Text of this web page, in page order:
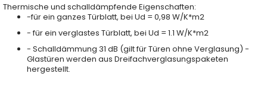
Thermische und schalldämpfende Eigenschaften:
-für ein ganzes Türblatt, bei Ud = 0,98 W/K*m2
- für ein verglastes Türblatt, bei Ud = 1.1 W/K*m2
- Schalldämmung 31 dB (gilt für Türen ohne Verglasung) -
Glastüren werden aus Dreifachverglasungspaketen
hergestellt.